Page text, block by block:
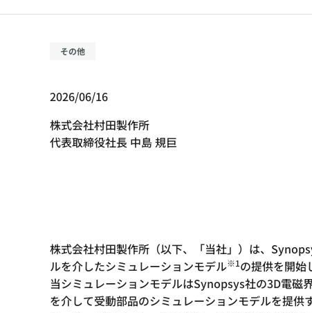
その他
2026/06/16
株式会社村田製作所
代表取締役社長 中島 規巨
株式会社村田製作所（以下、「当社」）は、
ルを介したシミュレーションモデル※1の提供を開始
当シミュレーションモデルはSynopsys社の3D電磁
を介して受動部品のシミュレーションモデルを提供